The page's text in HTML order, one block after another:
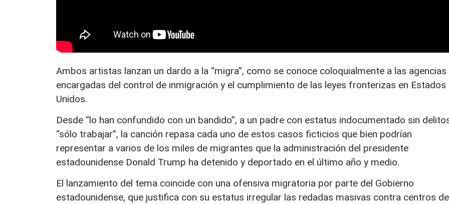
Ambos artistas lanzan un dardo a la “migra”, como se conoce coloquialmente a las agencias
encargadas del control de inmigración y el cumplimiento de las leyes fronterizas en Estados
Unidos.
Desde “lo han confundido con un bandido”, a un padre con estatus indocumentado sin
“sólo trabajar”, la canción repasa cada uno de estos casos ficticios que bien podrían
representar a varios de los miles de migrantes que la administración del presidente
estadounidense Donald Trump ha detenido y deportado en el último año y medio.
El lanzamiento del tema coincide con una ofensiva migratoria por parte del Gobierno
estadounidense, que justifica con su estatus irregular las redadas masivas contra centros de